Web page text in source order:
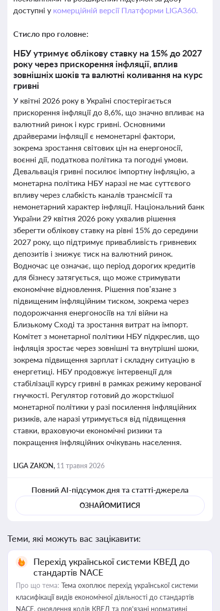
доступні у комерційній версії Платформи LIGA360.
Стисло про головне:
НБУ утримує облікову ставку на 15% до 2027
року через прискорення інфляції, вплив
зовнішніх шоків та валютні коливання на курс
гривні
У квітні 2026 року в Україні спостерігається
прискорення інфляції до 8,6%, що значно впливає на
валютний ринок і курс гривні. Основними
драйверами інфляції є немонетарні фактори,
зокрема зростання світових цін на енергоносії,
воєнні дії, податкова політика та погодні умови.
Девальвація гривні посилює імпортну інфляцію, а
монетарна політика НБУ наразі не має суттєвого
впливу через слабкість каналів трансмісії та
немонетарний характер інфляції. Національний банк
України 29 квітня 2026 року ухвалив рішення
зберегти облікову ставку на рівні 15% до середини
2027 року, що підтримує привабливість гривневих
депозитів і знижує тиск на валютний ринок.
Водночас це означає, що період дорогих кредитів
для бізнесу затягується, що може стримувати
економічне відновлення. Рішення пов’язане з
підвищеним інфляційним тиском, зокрема через
подорожчання енергоносіїв на тлі війни на
Близькому Сході та зростання витрат на імпорт.
Комітет з монетарної політики НБУ підкреслив, що
інфляція зростає через зовнішні та внутрішні шоки,
зокрема підвищення зарплат і складну ситуацію в
енергетиці. НБУ продовжує інтервенції для
стабілізації курсу гривні в рамках режиму керованої
гнучкості. Регулятор готовий до жорсткішої
монетарної політики у разі посилення інфляційних
ризиків, але наразі утримується від підвищення
ставки, враховуючи економічні ризики та
покращення інфляційних очікувань населення.
LIGA ZAKON, 11 травня 2026
Повний AI-підсумок дня та статті-джерела
ОЗНАЙОМИТИСЯ
Теми, які можуть вас зацікавити:
Перехід української системи КВЕД до
стандартів NACE
Про що тема: Тема охоплює перехід української системи
класифікації видів економічної діяльності до стандартів
NACE, оновлення кодів КВЕД та пов'язані нормативні